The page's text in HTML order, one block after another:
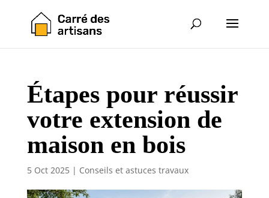
Étapes pour réussir
votre extension de
maison en bois
5 Oct 2025| Conseils et astuces travaux